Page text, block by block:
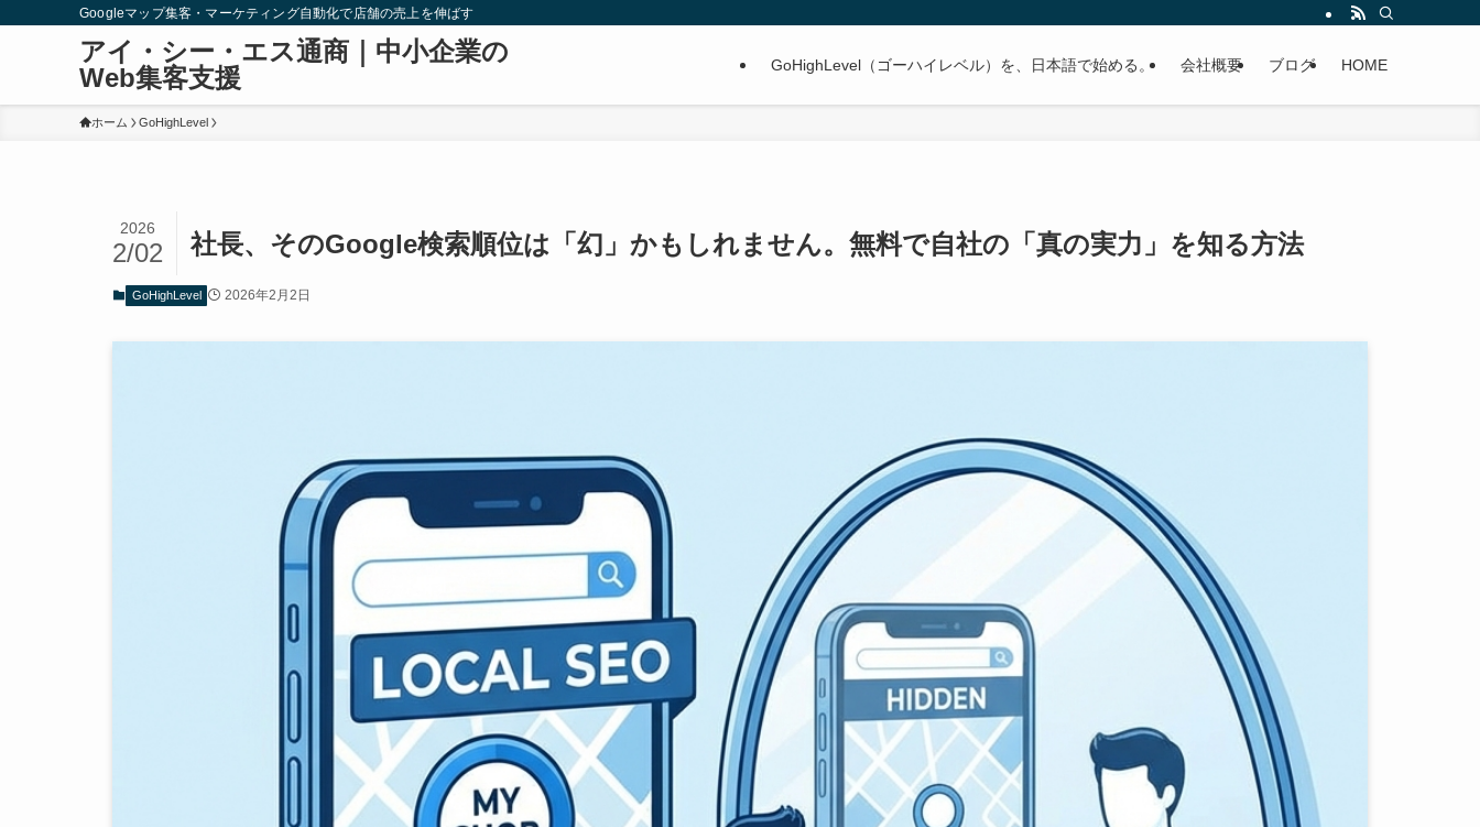
Googleマップ集客・マーケティング自動化で店舗の売上を伸ばす
アイ・シー・エス通商｜中小企業の
Web集客支援
GoHighLevel（ゴーハイレベル）を、日本語で始める。 会社概要 ブログ HOME
ホーム GoHighLevel
社長、そのGoogle検索順位は「幻」かもしれません。無料で自社の「真の実力」を知る方法
2026
2/02
GoHighLevel 2026年2月2日